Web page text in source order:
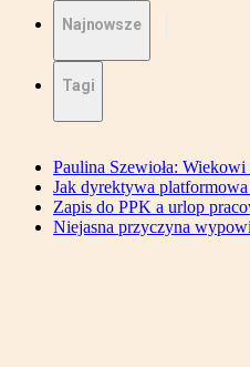
Najnowsze
Tagi
Paulina Szewioła: Wiekowi
Jak dyrektywa
Zapis do PPK a urlop
Niejasna przyczyna